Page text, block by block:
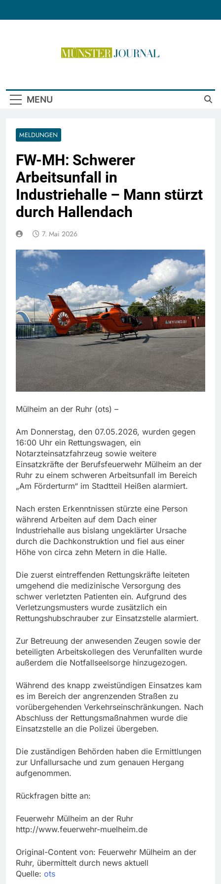
MENU
MELDUNGEN
FW-MH: Schwerer
Arbeitsunfall in
Industriehalle – Mann stürzt
durch Hallendach
7. Mai 2026
Mülheim an der Ruhr (ots) –
Am Donnerstag, den 07.05.2026, wurden gegen
16:00 Uhr ein Rettungswagen, ein
Notarzteinsatzfahrzeug sowie weitere
Einsatzkräfte der Berufsfeuerwehr Mülheim an der
Ruhr zu einem schweren Arbeitsunfall im Bereich
„Am Förderturm“ im Stadtteil Heißen alarmiert.
Nach ersten Erkenntnissen stürzte eine Person
während Arbeiten auf dem Dach einer
Industriehalle aus bislang ungeklärter Ursache
durch die Dachkonstruktion und fiel aus einer
Höhe von circa zehn Metern in die Halle.
Die zuerst eintreffenden Rettungskräfte leiteten
umgehend die medizinische Versorgung des
schwer verletzten Patienten ein. Aufgrund des
Verletzungsmusters wurde zusätzlich ein
Rettungshubschrauber zur Einsatzstelle alarmiert.
Zur Betreuung der anwesenden Zeugen sowie der
beteiligten Arbeitskollegen des Verunfallten wurde
außerdem die Notfallseelsorge hinzugezogen.
Während des knapp zweistündigen Einsatzes kam
es im Bereich der angrenzenden Straßen zu
vorübergehenden Verkehrseinschränkungen. Nach
Abschluss der Rettungsmaßnahmen wurde die
Einsatzstelle an die Polizei übergeben.
Die zuständigen Behörden haben die Ermittlungen
zur Unfallursache und zum genauen Hergang
aufgenommen.
Rückfragen bitte an:
Feuerwehr Mülheim an der Ruhr
http://www.feuerwehr-muelheim.de
Original-Content von: Feuerwehr Mülheim an der
Ruhr, übermittelt durch news aktuell
Quelle: ots